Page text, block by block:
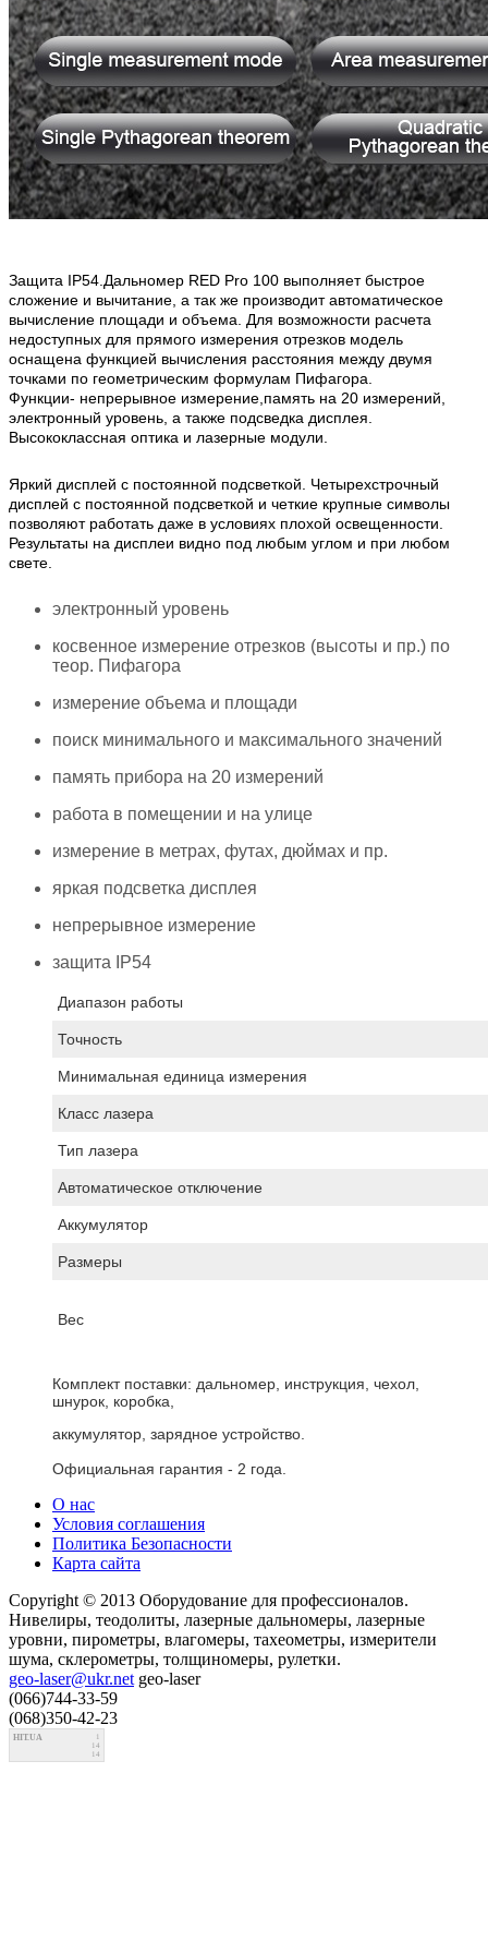
Защита IP54.Дальномер RED Pro 100 выполняет быстрое
сложение и вычитание, а так же производит автоматическое
вычисление площади и объема. Для возможности расчета
недоступных для прямого измерения отрезков модель
оснащена функцией вычисления расстояния между двумя
точками по геометрическим формулам Пифагора.
Функции- непрерывное измерение,память на 20 измерений,
электронный уровень, а также подсведка дисплея.
Высококлассная оптика и лазерные модули.
Яркий дисплей с постоянной подсветкой. Четырехстрочный
дисплей с постоянной подсветкой и четкие крупные символы
позволяют работать даже в условиях плохой освещенности.
Результаты на дисплеи видно под любым углом и при любом
свете.
электронный уровень
косвенное измерение отрезков (высоты и пр.) по
теор. Пифагора
измерение объема и площади
поиск минимального и максимального значений
память прибора на 20 измерений
работа в помещении и на улице
измерение в метрах, футах, дюймах и пр.
яркая подсветка дисплея
непрерывное измерение
защита IP54
Диапазон работы
Точность
Минимальная единица измерения
Класс лазера
Тип лазера
Автоматическое отключение
Аккумулятор
Размеры
Вес
Комплект поставки: дальномер, инструкция, чехол,
шнурок, коробка,
аккумулятор, зарядное устройство.
Официальная гарантия - 2 года.
О нас
Условия соглашения
Политика Безопасности
Карта сайта
Copyright © 2013 Оборудование для профессионалов.
Нивелиры, теодолиты, лазерные дальномеры, лазерные
уровни, пирометры, влагомеры, тахеометры, измерители
шума, склерометры, толщиномеры, рулетки.
geo-laser@ukr.net geo-laser
(066)744-33-59
(068)350-42-23
HIT.UA
14
14